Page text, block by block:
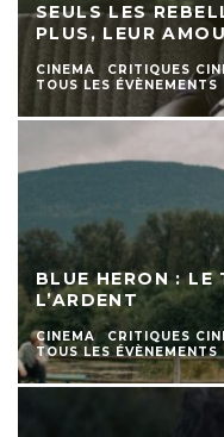
SEULS LES
PLUS, LEUR
CINEMA CRITIQUES
TOUS LES ÉVÈNEMENTS
BLUE HERON : LE
L’ARDENT
CINEMA CRITIQUES
TOUS LES ÉVÈNEMENTS